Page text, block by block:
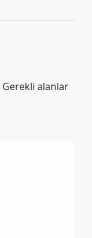
Gerekli alanlar